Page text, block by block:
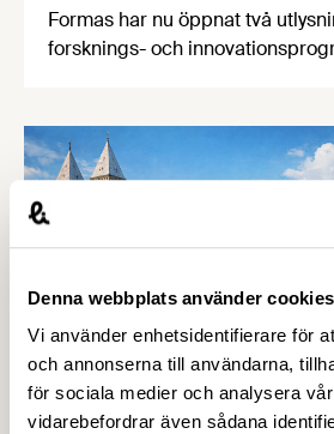
Denna webbplats använder cookies
Vi använder enhetsidentifierare för
och annonserna till användarna,
för sociala medier och analysera
vidarebefordrar även sådana
Formas har nu öppnat två
forsknings- och
biobaserade lösningar. Den
utlysning för projekt som vill
resiliens inom bioekonomins
eller efterföljande